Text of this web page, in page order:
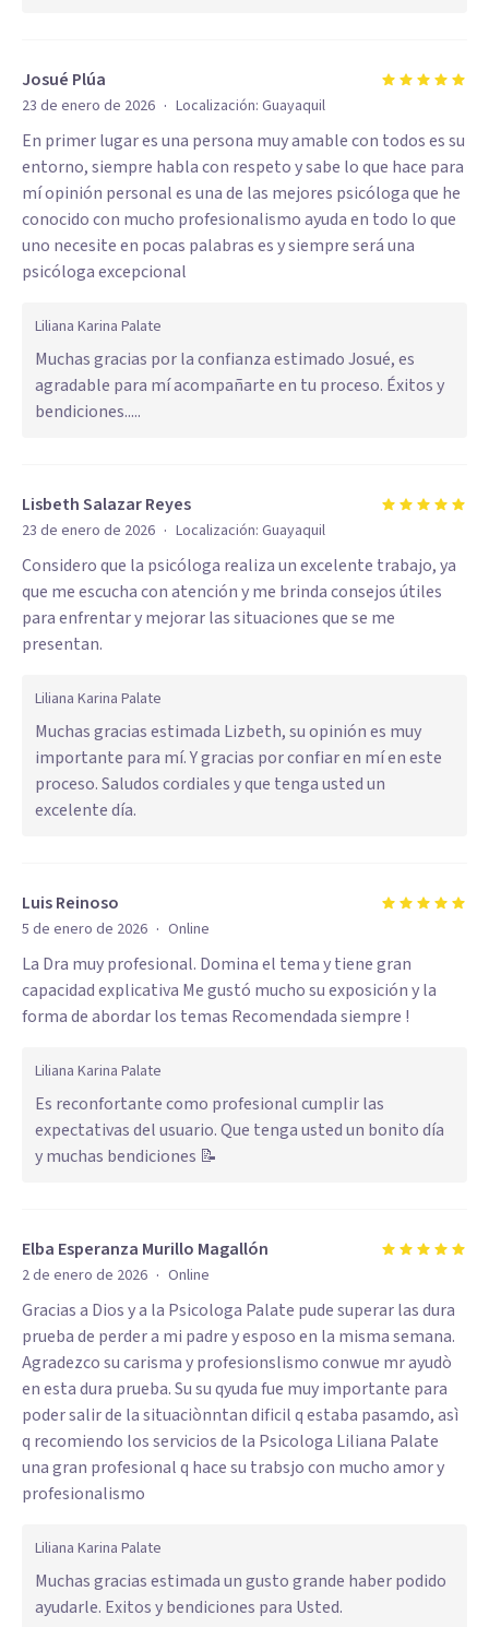
Josué Plúa
23 de enero de 2026 · Localización: Guayaquil
En primer lugar es una persona muy amable con todos es su
entorno, siempre habla con respeto y sabe lo que hace para
mí opinión personal es una de las mejores psicóloga que he
conocido con mucho profesionalismo ayuda en todo lo que
uno necesite en pocas palabras es y siempre será una
psicóloga excepcional
Liliana Karina Palate
Muchas gracias por la confianza estimado Josué, es
agradable para mí acompañarte en tu proceso. Éxitos y
bendiciones.....
Lisbeth Salazar Reyes
23 de enero de 2026 · Localización: Guayaquil
Considero que la psicóloga realiza un excelente trabajo, ya
que me escucha con atención y me brinda consejos útiles
para enfrentar y mejorar las situaciones que se me
presentan.
Liliana Karina Palate
Muchas gracias estimada Lizbeth, su opinión es muy
importante para mí. Y gracias por confiar en mí en este
proceso. Saludos cordiales y que tenga usted un
excelente día.
Luis Reinoso
5 de enero de 2026 · Online
La Dra muy profesional. Domina el tema y tiene gran
capacidad explicativa Me gustó mucho su exposición y la
forma de abordar los temas Recomendada siempre !
Liliana Karina Palate
Es reconfortante como profesional cumplir las
expectativas del usuario. Que tenga usted un bonito día
y muchas bendiciones 📝
Elba Esperanza Murillo Magallón
2 de enero de 2026 · Online
Gracias a Dios y a la Psicologa Palate pude superar las dura
prueba de perder a mi padre y esposo en la misma semana.
Agradezco su carisma y profesionslismo conwue mr ayudò
en esta dura prueba. Su su qyuda fue muy importante para
poder salir de la situaciònntan dificil q estaba pasamdo, asì
q recomiendo los servicios de la Psicologa Liliana Palate
una gran profesional q hace su trabsjo con mucho amor y
profesionalismo
Liliana Karina Palate
Muchas gracias estimada un gusto grande haber podido
ayudarle. Exitos y bendiciones para Usted.